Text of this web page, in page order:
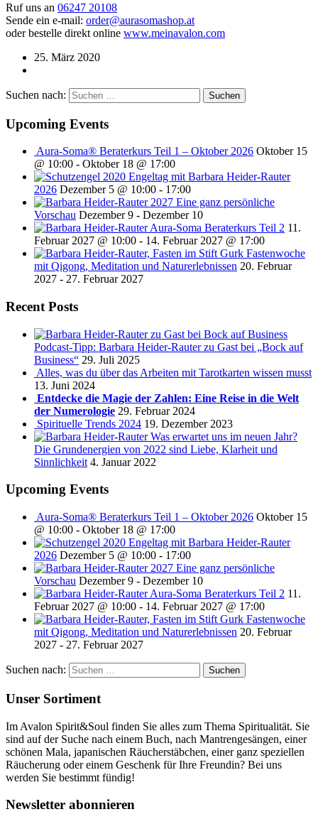
Ruf uns an 06247 20108
Sende ein e-mail: order@aurasomashop.at
oder bestelle direkt online www.meinavalon.com
25. März 2020
Suchen nach:
Upcoming Events
Aura-Soma® Beraterkurs Teil 1 – Oktober 2026 Oktober 15
@ 10:00 - Oktober 18 @ 17:00
Engeltag mit Barbara Heider-Rauter
2026 Dezember 5 @ 10:00 - 17:00
2027 Eine ganz persönliche
Vorschau Dezember 9 - Dezember 10
Aura-Soma Beraterkurs Teil 2 11.
Februar 2027 @ 10:00 - 14. Februar 2027 @ 17:00
Fastenwoche
mit Qigong, Meditation und Naturerlebnissen 20. Februar
2027 - 27. Februar 2027
Recent Posts
Podcast-Tipp: Barbara Heider-Rauter zu Gast bei „Bock auf
Business“ 29. Juli 2025
Alles, was du über das Arbeiten mit Tarotkarten wissen musst
13. Juni 2024
Entdecke die Magie der Zahlen: Eine Reise in die Welt
der Numerologie 29. Februar 2024
Spirituelle Trends 2024 19. Dezember 2023
Was erwartet uns im neuen Jahr?
Die Grundenergien von 2022 sind Liebe, Klarheit und
Sinnlichkeit 4. Januar 2022
Upcoming Events
Aura-Soma® Beraterkurs Teil 1 – Oktober 2026 Oktober 15
@ 10:00 - Oktober 18 @ 17:00
Engeltag mit Barbara Heider-Rauter
2026 Dezember 5 @ 10:00 - 17:00
2027 Eine ganz persönliche
Vorschau Dezember 9 - Dezember 10
Aura-Soma Beraterkurs Teil 2 11.
Februar 2027 @ 10:00 - 14. Februar 2027 @ 17:00
Fastenwoche
mit Qigong, Meditation und Naturerlebnissen 20. Februar
2027 - 27. Februar 2027
Suchen nach:
Unser Sortiment
Im Avalon Spirit&Soul finden Sie alles zum Thema Spiritualität. Sie
sind auf der Suche nach einem Buch, nach Mantrengesängen, einer
schönen Mala, japanischen Räucherstäbchen, einer ganz speziellen
Räucherung oder einem Geschenk für Ihre Freundin? Bei uns
werden Sie bestimmt fündig!
Newsletter abonnieren